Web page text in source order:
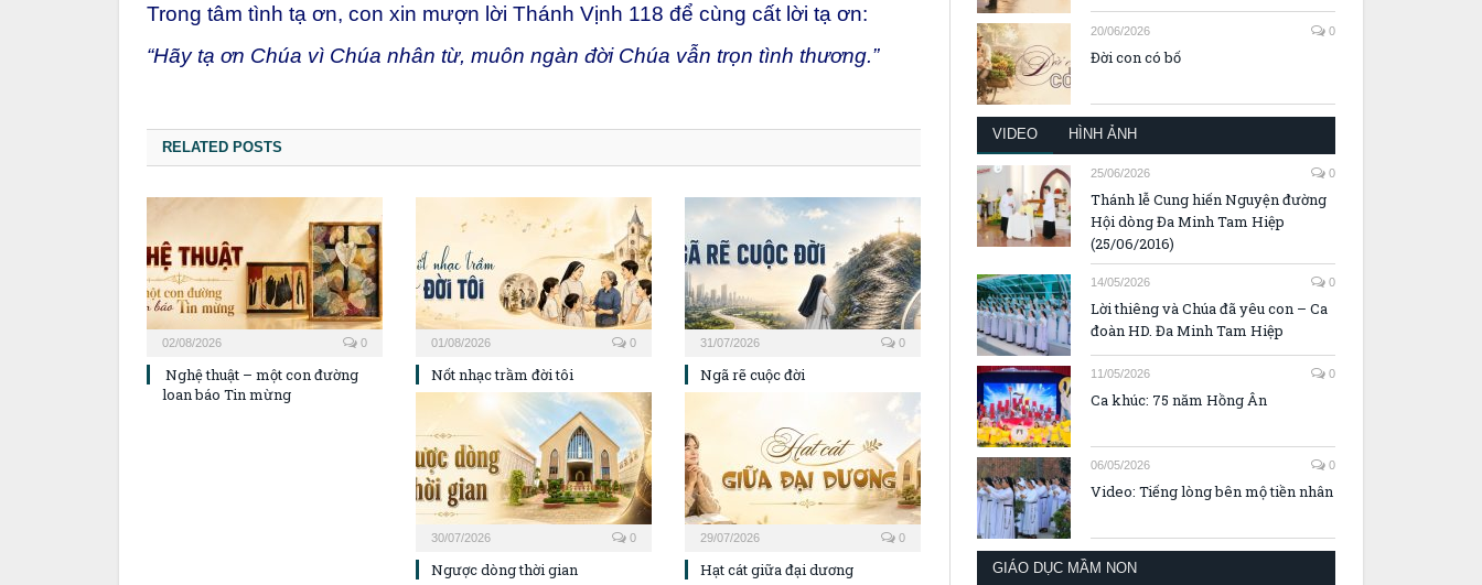
Trong tâm tình tạ ơn, con xin mượn lời Thánh Vịnh 118 để cùng cất lời tạ ơn:
“Hãy tạ ơn Chúa vì Chúa nhân từ, muôn ngàn đời Chúa vẫn trọn tình thương.”
RELATED POSTS
02/08/2026 0
Nghệ thuật – một con đường
loan báo Tin mừng
01/08/2026 0
Nốt nhạc trầm đời tôi
31/07/2026 0
Ngã rẽ cuộc đời
30/07/2026 0
Ngược dòng thời gian
29/07/2026 0
Hạt cát giữa đại dương
20/06/2026 0
Đời con có bố
VIDEO HÌNH ẢNH
25/06/2026 0
Thánh lễ Cung hiến Nguyện đường
Hội dòng Đa Minh Tam Hiệp
(25/06/2016)
14/05/2026 0
Lời thiêng và Chúa đã yêu con – Ca
đoàn HD. Đa Minh Tam Hiệp
11/05/2026 0
Ca khúc: 75 năm Hồng Ân
06/05/2026 0
Video: Tiếng lòng bên mộ tiền nhân
GIÁO DỤC MẦM NON